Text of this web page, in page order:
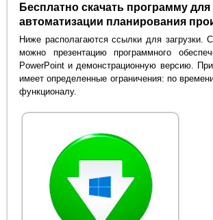
Бесплатно скачать программу для
автоматизации планирования
Ниже располагаются ссылки для загрузки.
можно презентацию программного
PowerPoint и демонстрационную версию.
имеет определенные ограничения: по
функционалу.